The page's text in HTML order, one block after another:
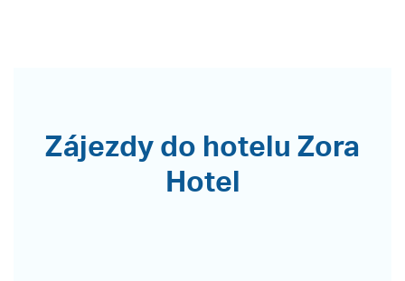
Zájezdy do hotelu Zora
Hotel